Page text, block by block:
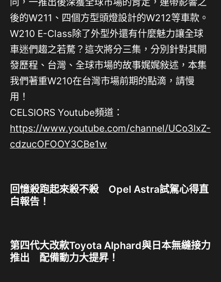
後的W211、四個方型頭燈設計的W212等車款。
W210 E-Class除了外型外還有什麼魅力讓全球
車迷們趨之若騖？這次將分三集，分別針對其開
發歷程、台灣、全球市場的故事娓娓敍述，本集
我們著重W210在台灣市場前期的點滴，請慢
用！
CELSIORS Youtube頻道：
https://www.youtube.com/channel/UCo3IxZ-
cdzucOFOOY3CBe1w
回憶殺跑起來殺不殺 Opel Astra試駕心得直
白報告！
第四代大改款Toyota Alphard與日本無縫接力
推出 配備動力大提昇！